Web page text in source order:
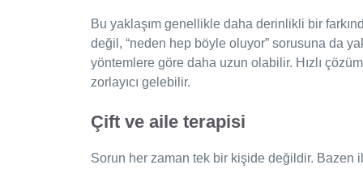
Bu yaklaşım genellikle daha derinlikli bir
değil, “neden hep böyle oluyor” sorusuna da
yöntemlere göre daha uzun olabilir. Hızlı
zorlayıcı gelebilir.
Çift ve aile terapisi
Sorun her zaman tek bir kişide değildir. Bazen